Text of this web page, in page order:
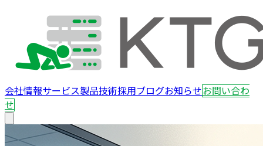
会社情報サービス製品技術採用ブログお知らせお問い合わ
せ